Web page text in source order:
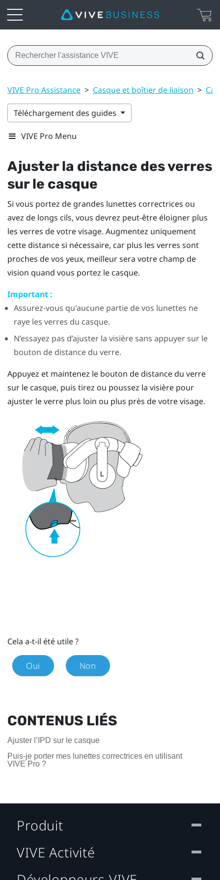
VIVE Pro Assistance > Casque et boîtier de liaison >
Téléchargement des guides
VIVE Pro Menu
Ajuster la distance des verres
sur le casque
Si vous portez de grandes lunettes correctrices ou
avez de longs cils, vous devrez peut-être éloigner plus
les verres de votre visage. Augmentez uniquement
cette distance si nécessaire, car plus les verres sont
proches de vos yeux, meilleur sera votre champ de
vision quand vous portez le casque.
Important :
Assurez-vous qu'aucune partie de vos lunettes ne
raye les verres du casque.
N’essayez pas d’ajuster la visière sans appuyer sur le
bouton de distance du verre.
Appuyez et maintenez le bouton de distance du verre
sur le casque, puis tirez ou poussez la visière pour
ajuster le verre plus loin ou plus près de votre visage.
Cela a-t-il été utile ?
Oui Non
CONTENUS LIÉS
Ajuster l’IPD sur le casque
Puis-je porter mes lunettes correctrices en utilisant
VIVE Pro ?
Produit
VIVE Activité